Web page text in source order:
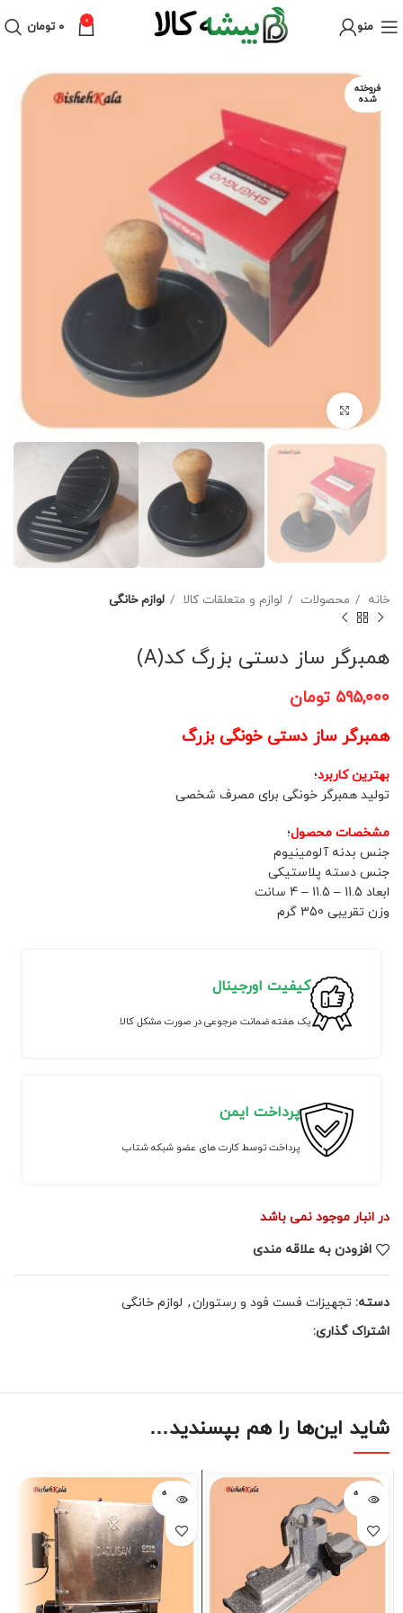
منو 0 ۰ تومان
فروخته
شده
خانه محصولات لوازم و متعلقات کالا لوازم خانگی
همبرگر ساز دستی بزرگ کد(A)
۵۹۵,۰۰۰ تومان
همبرگر ساز دستی خونگی بزرگ
بهترین کاربرد؛
تولید همبرگر خونگی برای مصرف شخصی
مشخصات محصول؛
جنس بدنه آلومینیوم
جنس دسته پلاستیکی
ابعاد 11.5 – 11.5 – 4 سانت
وزن تقریبی 350 گرم
کیفیت اورجینال
یک هفته ضمانت مرجوعی در صورت مشکل کالا
پرداخت ایمن
پرداخت توسط کارت های عضو شبکه شتاب
در انبار موجود نمی باشد
افزودن به علاقه مندی
دسته: تجهیزات فست فود و رستوران, لوازم خانگی
اشتراک گذاری:
شاید این‌ها را هم بپسندید…
فروخته
شده
فروخته
شده